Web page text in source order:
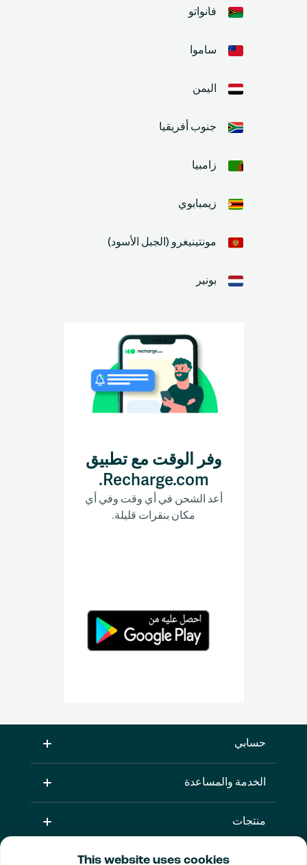
This website uses cookies
فانواتو
ساموا
اليمن
جنوب أفريقيا
زامبيا
زيمبابوي
مونتينيغرو (الجبل الأسود)
بونير
وفر الوقت مع تطبيق
Recharge.com.
أعد الشحن في أي وقت وفي أي
مكان بنقرات قليلة.
حسابي
الخدمة والمساعدة
منتجات